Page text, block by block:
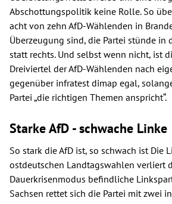
Abschottungspolitik keine Rolle. So
acht von zehn AfD-Wählenden in
Überzeugung sind, die Partei stünde in
statt rechts. Und selbst wenn nicht, ist
Dreiviertel der AfD-Wählenden nach
gegenüber infratest dimap egal,
Partei „die richtigen Themen anspricht“.
Starke AfD - schwache Linke
So stark die AfD ist, so schwach ist Die
ostdeutschen Landtagswahlen verliert
Dauerkrisenmodus befindliche
Sachsen rettet sich die Partei mit zwei